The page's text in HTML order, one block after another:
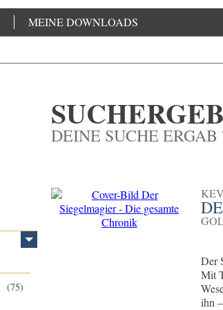
MEINE DOWNLOADS
(75)
DEINE SUCHE ERGAB
Der
Mit
ihn